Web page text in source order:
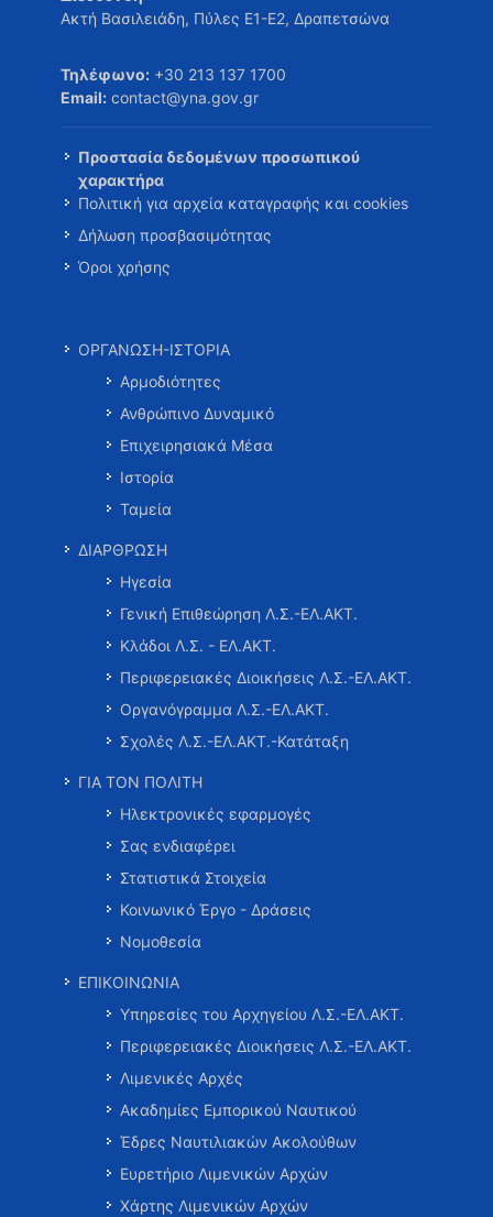
Ακτή Βασιλειάδη, Πύλες Ε1-Ε2, Δραπετσώνα
Τηλέφωνο: +30 213 137 1700
Email: contact@yna.gov.gr
Προστασία δεδομένων προσωπικού
χαρακτήρα
Πολιτική για αρχεία καταγραφής και cookies
Δήλωση προσβασιμότητας
Όροι χρήσης
ΟΡΓΑΝΩΣΗ-ΙΣΤΟΡΙΑ
Αρμοδιότητες
Ανθρώπινο Δυναμικό
Επιχειρησιακά Μέσα
Ιστορία
Ταμεία
ΔΙΑΡΘΡΩΣΗ
Ηγεσία
Γενική Επιθεώρηση Λ.Σ.-ΕΛ.ΑΚΤ.
Κλάδοι Λ.Σ. - ΕΛ.ΑΚΤ.
Περιφερειακές Διοικήσεις Λ.Σ.-ΕΛ.ΑΚΤ.
Οργανόγραμμα Λ.Σ.-ΕΛ.ΑΚΤ.
Σχολές Λ.Σ.-ΕΛ.ΑΚΤ.-Κατάταξη
ΓΙΑ ΤΟΝ ΠΟΛΙΤΗ
Ηλεκτρονικές εφαρμογές
Σας ενδιαφέρει
Στατιστικά Στοιχεία
Κοινωνικό Έργο - Δράσεις
Νομοθεσία
ΕΠΙΚΟΙΝΩΝΙΑ
Υπηρεσίες του Αρχηγείου Λ.Σ.-ΕΛ.ΑΚΤ.
Περιφερειακές Διοικήσεις Λ.Σ.-ΕΛ.ΑΚΤ.
Λιμενικές Αρχές
Ακαδημίες Εμπορικού Ναυτικού
Έδρες Ναυτιλιακών Ακολούθων
Ευρετήριο Λιμενικών Αρχών
Χάρτης Λιμενικών Αρχών